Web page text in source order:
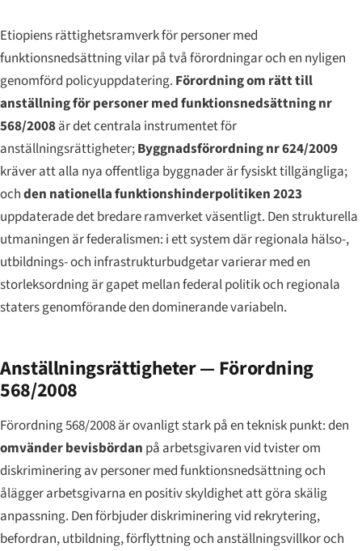
Etiopiens rättighetsramverk för personer med
funktionsnedsättning vilar på två förordningar och en nyligen
genomförd policyuppdatering. Förordning om rätt till
anställning för personer med funktionsnedsättning nr
568/2008är det centrala instrumentet för
anställningsrättigheter;Byggnadsförordning nr 624/2009
kräver att alla nya offentliga byggnader är fysiskt tillgängliga;
ochden nationella funktionshinderpolitiken 2023
uppdaterade det bredare ramverket väsentligt. Den strukturella
utmaningen är federalismen: i ett system där regionala hälso-,
utbildnings- och infrastrukturbudgetar varierar med en
storleksordning är gapet mellan federal politik och regionala
staters genomförande den dominerande variabeln.
Anställningsrättigheter — Förordning
568/2008
Förordning 568/2008 är ovanligt stark på en teknisk punkt: den
omvänder bevisbördan på arbetsgivaren vid tvister om
diskriminering av personer med funktionsnedsättning och
ålägger arbetsgivarna en positiv skyldighet att göra skälig
anpassning. Den förbjuder diskriminering vid rekrytering,
befordran, utbildning, förflyttning och anställningsvillkor och